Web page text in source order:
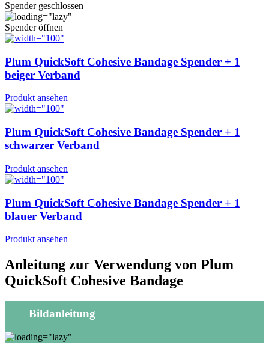
Spender geschlossen
Spender öffnen
Plum QuickSoft Cohesive Bandage Spender + 1
beiger Verband
Produkt ansehen
Plum QuickSoft Cohesive Bandage Spender + 1
schwarzer Verband
Produkt ansehen
Plum QuickSoft Cohesive Bandage Spender + 1
blauer Verband
Produkt ansehen
Anleitung zur Verwendung von Plum
QuickSoft Cohesive Bandage
Bildanleitung